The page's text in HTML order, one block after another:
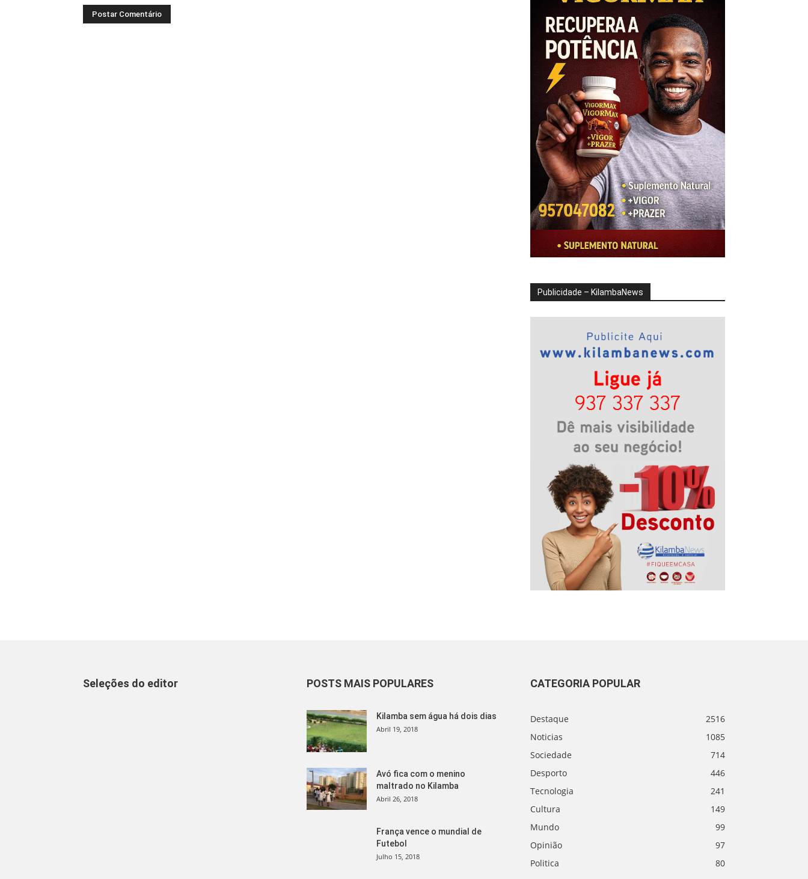
Publicidade – KilambaNews
Seleções do editor POSTS MAIS POPULARES
Kilamba sem água há dois dias
Abril 19, 2018
Avó fica com o menino
maltrado no Kilamba
Abril 26, 2018
França vence o mundial de
Futebol
Julho 15, 2018
CATEGORIA POPULAR
Destaque
2516
Noticias
1085
Sociedade
714
Desporto
446
Tecnologia
241
Cultura
149
Mundo
99
Opinião
97
Politica
80